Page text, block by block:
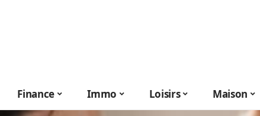
Finance Immo Loisirs Maison